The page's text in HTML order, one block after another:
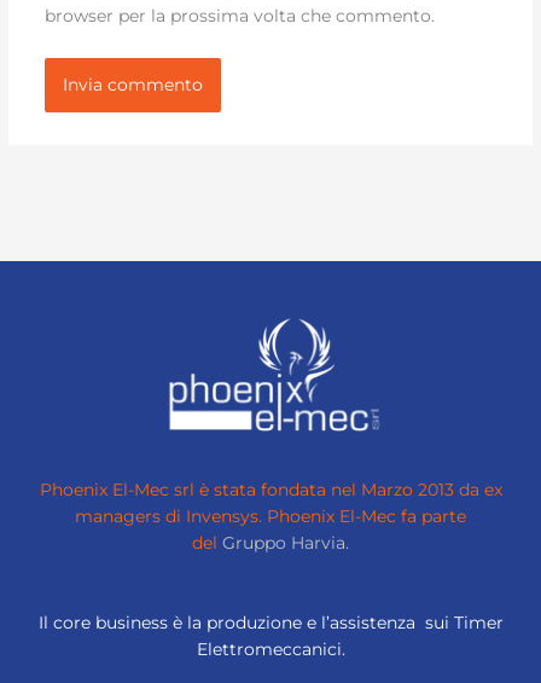
browser per la prossima volta che commento.
Phoenix El-Mec srl è stata fondata nel Marzo 2013 da ex
managers di Invensys. Phoenix El-Mec fa parte
del Gruppo Harvia.
Il core business è la produzione e l’assistenza sui Timer
Elettromeccanici.